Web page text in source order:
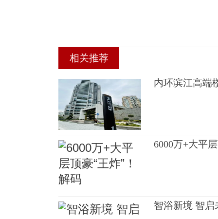
相关推荐
内环滨江高
6000万+大平
智浴新境 智启